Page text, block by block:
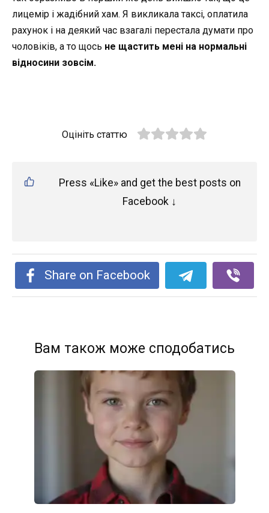
лицемір і жадібний хам. Я викликала таксі, оплатила
рахунок і на деякий час взагалі перестала думати про
чоловіків, а то щось не щастить мені на нормальні
відносини зовсім.
Оцініть статтю
Press «Like» and get the best posts on
Facebook ↓
Share on Facebook
Вам також може сподобатись